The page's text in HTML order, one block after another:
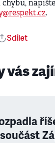
.
Sdílet
vás